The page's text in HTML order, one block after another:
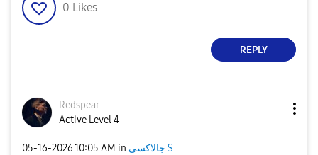
0 Likes
REPLY
Redspear
Active Level 4
‎05-16-202610:05 AM in جالاكسى S